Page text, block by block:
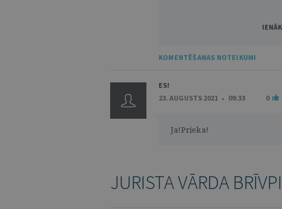
KOMENTĒŠANAS NOTEIKUMI
ES!
23. AUGUSTS 2021 • 09:33
0
Ja!Prieka!
JURISTA VĀRDA